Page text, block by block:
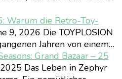
Warum die Retro-Toy-
9, 2026 Die TOYPLOSION
Jahren von einem…
Grand Bazaar – 25
Das Leben in Zephyr